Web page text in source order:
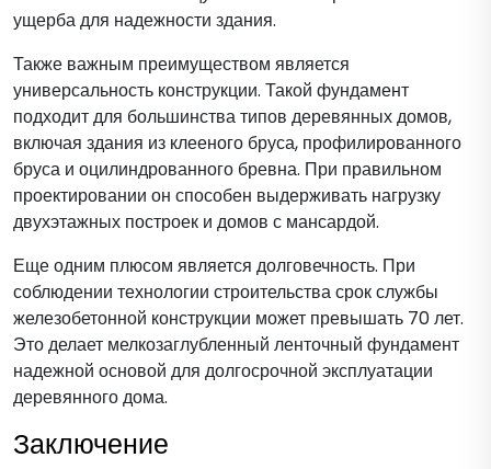
ущерба для надежности здания.
Также важным преимуществом является
универсальность конструкции. Такой фундамент
подходит для большинства типов деревянных домов,
включая здания из клееного бруса, профилированного
бруса и оцилиндрованного бревна. При правильном
проектировании он способен выдерживать нагрузку
двухэтажных построек и домов с мансардой.
Еще одним плюсом является долговечность. При
соблюдении технологии строительства срок службы
железобетонной конструкции может превышать 70 лет.
Это делает мелкозаглубленный ленточный фундамент
надежной основой для долгосрочной эксплуатации
деревянного дома.
Заключение